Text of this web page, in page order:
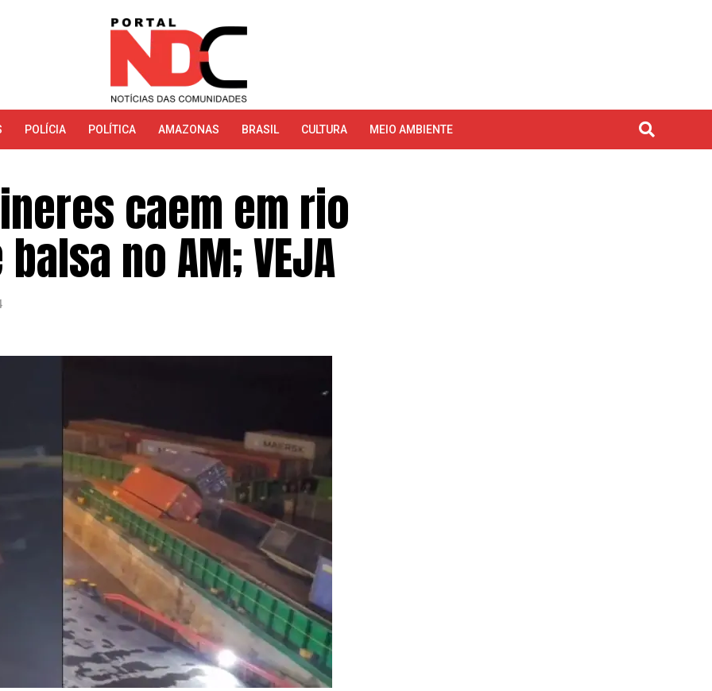
POLÍCIA POLÍTICA AMAZONAS BRASIL CULTURA MEIO AMBIENTE
caem em rio
no AM; VEJA